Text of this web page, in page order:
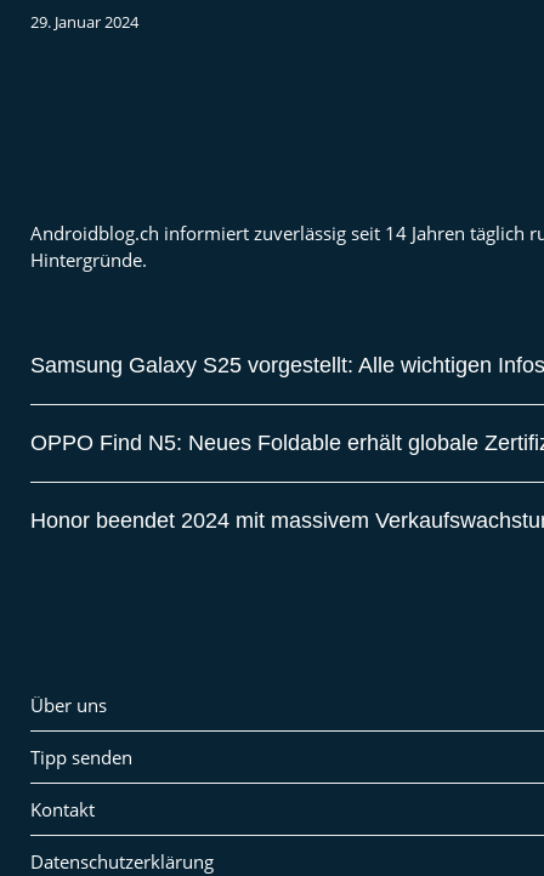
29. Januar 2024
Androidblog.ch informiert zuverlässig seit 14 Jahren täglich
Hintergründe.
Samsung Galaxy S25 vorgestellt: Alle wichtigen Infos
OPPO Find N5: Neues Foldable erhält globale
Honor beendet 2024 mit massivem
Über uns
Tipp senden
Kontakt
Datenschutzerklärung